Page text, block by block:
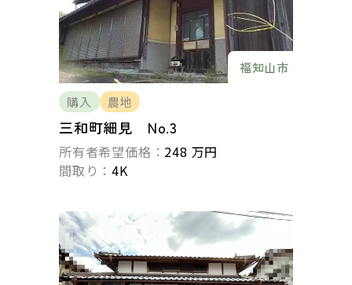
福知山市
購入 農地
三和町細見 No.3
所有者希望価格： 248 万円
間取り：4K